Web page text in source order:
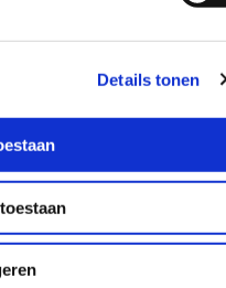
Details tonen
Verne